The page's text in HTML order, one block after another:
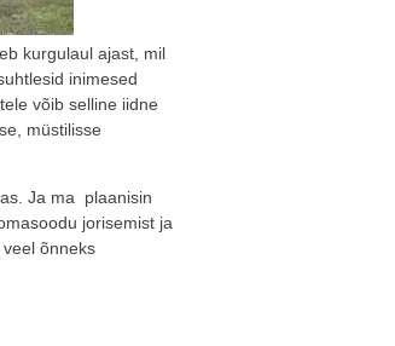
kurgulaul ajast, mil
inimesed
võib selline iidne
müstilisse
Ja ma plaanisin
jorisemist ja
õnneks